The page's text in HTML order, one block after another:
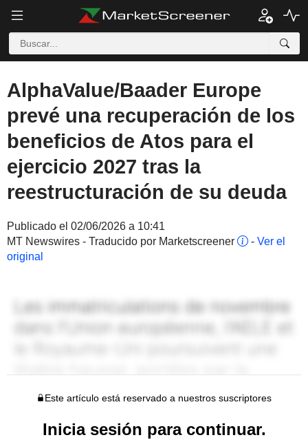
AlphaValue/Baader Europe
prevé una recuperación de los
beneficios de Atos para el
ejercicio 2027 tras la
reestructuración de su deuda
Publicado el 02/06/2026 a 10:41
MT Newswires - Traducido por Marketscreener
- Ver el
original
Este artículo está reservado a nuestros suscriptores
Inicia sesión para continuar.